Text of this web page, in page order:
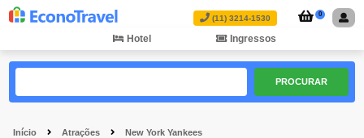
(11) 3214-1530 0
Hotel Ingressos
PROCURAR
Início Atrações New York Yankees